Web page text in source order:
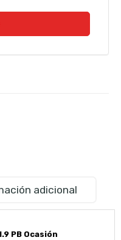
adicional
PB Ocasión